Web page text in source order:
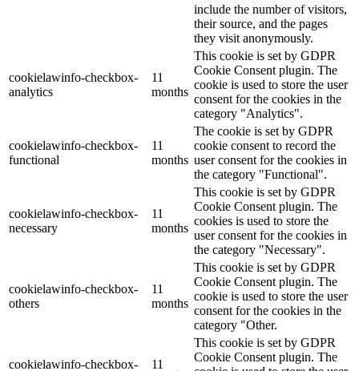
include the number of visitors,
their source, and the pages
they visit anonymously.
cookielawinfo-checkbox-
analytics
11
months
This cookie is set by GDPR
Cookie Consent plugin. The
cookie is used to store the user
consent for the cookies in the
category "Analytics".
cookielawinfo-checkbox-
functional
11
months
The cookie is set by GDPR
cookie consent to record the
user consent for the cookies in
the category "Functional".
cookielawinfo-checkbox-
necessary
11
months
This cookie is set by GDPR
Cookie Consent plugin. The
cookies is used to store the
user consent for the cookies in
the category "Necessary".
cookielawinfo-checkbox-
others
11
months
This cookie is set by GDPR
Cookie Consent plugin. The
cookie is used to store the user
consent for the cookies in the
category "Other.
cookielawinfo-checkbox-
11
This cookie is set by GDPR
Cookie Consent plugin. The